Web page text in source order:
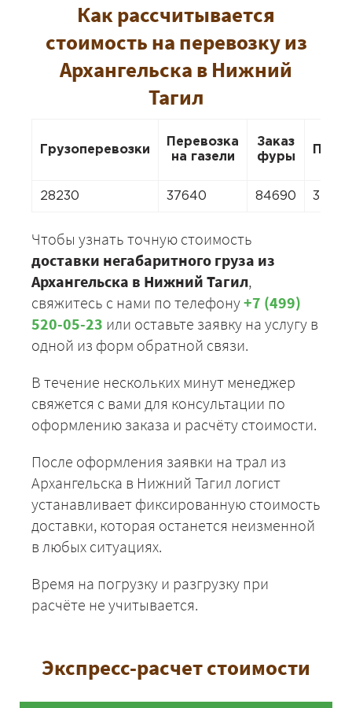
Как рассчитывается
стоимость на перевозку из
Архангельска в Нижний
Тагил
Грузоперевозки
Перевозка
на газели
Заказ
фуры
28230 37640 84690 37640
Чтобы узнать точную стоимость
доставки негабаритного груза из
Архангельска в Нижний Тагил,
свяжитесь с нами по телефону+7 (499)
520-05-23 или оставьте заявку на услугу в
одной из форм обратной связи.
В течение нескольких минут менеджер
свяжется с вами для консультации по
оформлению заказа и расчёту стоимости.
После оформления заявки на трал из
Архангельска в Нижний Тагил логист
устанавливает фиксированную стоимость
доставки, которая останется неизменной
в любых ситуациях.
Время на погрузку и разгрузку при
расчёте не учитывается.
Экспресс-расчет стоимости